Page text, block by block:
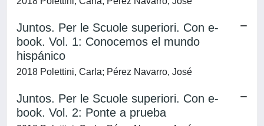
Juntos. Per le Scuole superiori. Con e-
book. Vol. 1: Conocemos el mundo
hispánico
2018 Polettini, Carla; Pérez Navarro, José
Juntos. Per le Scuole superiori. Con e-
book. Vol. 2: Ponte a prueba